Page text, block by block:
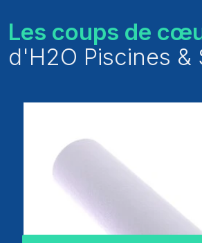
Les coups de
d'H2O Piscines &